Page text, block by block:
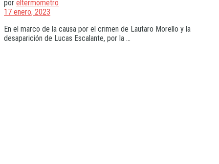
por eltermometro
17 enero, 2023
En el marco de la causa por el crimen de Lautaro Morello y la
desaparición de Lucas Escalante, por la ...